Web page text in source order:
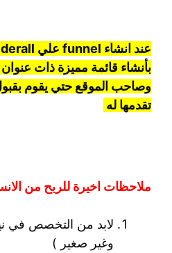
بأنشاء قائمة مميزة ذات
وصاحب الموقع حتي يقوم بقبول
تقدمها له
ملاحظات اخيرة للربح من
لابد من التخصص في
وغير صغير )